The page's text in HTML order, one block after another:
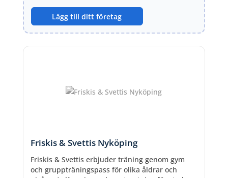
Lägg till ditt företag
Friskis & Svettis Nyköping
Friskis & Svettis erbjuder träning genom gym
och gruppträningspass för olika åldrar och